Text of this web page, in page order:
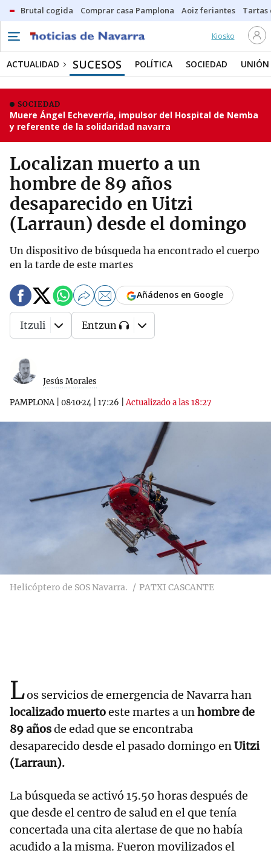
Brutal cogida Comprar casa Pamplona Aoiz feriantes Tartas
Kiosko
ACTUALIDAD SUCESOS POLÍTICA SOCIEDAD UNIÓN
SOCIEDAD
Muere Ángel Echeverría, impulsor del Hospital de Nemba
y referente de la solidaridad navarra
Localizan muerto a un
hombre de 89 años
desaparecido en Uitzi
(Larraun) desde el domingo
Un dispositivo de búsqueda ha encontrado el cuerpo
en la tarde de este martes
Jesús Morales
PAMPLONA| 08·10·24 17:26 |Actualizado a las 18:27
Añádenos en Google
Itzuli Entzun
Helicóptero de SOS Navarra. PATXI CASCANTE
Los servicios de emergencia de Navarra han
localizado muertoeste martes a unhombre de
89 añosde edad que se encontraba
desaparecido desde el pasado domingo enUitzi
(Larraun).
La búsqueda se activó 15.50 horas después de
que desde el centro de salud en el que tenía
concertada una cita alertase de que no había
acudido a la misma. Fueron movilizados el